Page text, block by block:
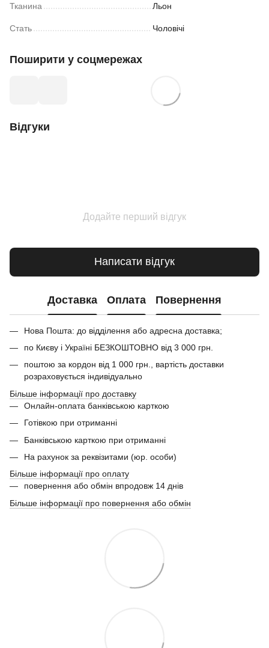
Тканина Льон
Стать Чоловічі
Поширити у соцмережах
Відгуки
Додайте перший відгук
Написати відгук
Доставка Оплата Повернення
Нова Пошта: до відділення або адресна доставка;
по Києву і Україні БЕЗКОШТОВНО від 3 000 грн.
поштою за кордон від 1 000 грн., вартість доставки
розраховується індивідуально
Більше інформації про доставку
Онлайн-оплата банківською карткою
Готівкою при отриманні
Банківською карткою при отриманні
На рахунок за реквізитами (юр. особи)
Більше інформації про оплату
повернення або обмін впродовж 14 днів
Більше інформації про повернення або обмін